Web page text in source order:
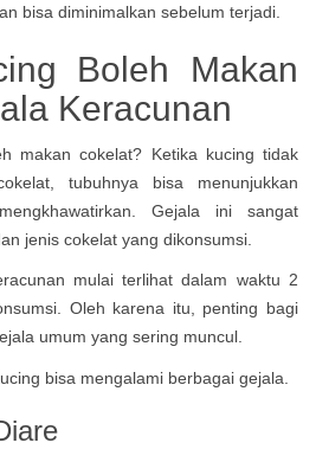
bisa diminimalkan sebelum terjadi.
Boleh Makan
Keracunan
makan cokelat? Ketika kucing tidak
tubuhnya bisa menunjukkan
Gejala ini sangat
jenis cokelat yang dikonsumsi.
mulai terlihat dalam waktu 2
Oleh karena itu, penting bagi
umum yang sering muncul.